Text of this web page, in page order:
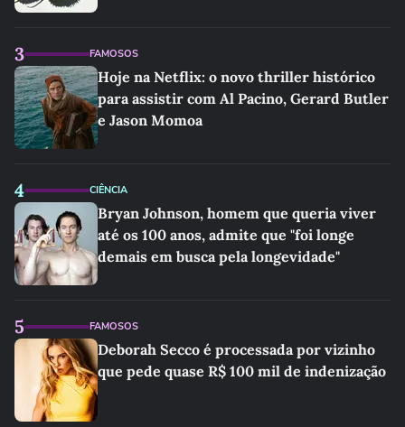
3 FAMOSOS
Hoje na Netflix: o novo thriller histórico
para assistir com Al Pacino, Gerard Butler
e Jason Momoa
4 CIÊNCIA
Bryan Johnson, homem que queria viver
até os 100 anos, admite que "foi longe
demais em busca pela longevidade"
5 FAMOSOS
Deborah Secco é processada por vizinho
que pede quase R$ 100 mil de indenização